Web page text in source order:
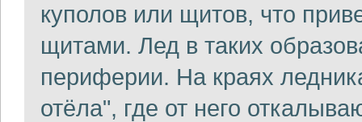
куполов или щитов, что
щитами. Лед в таких
периферии. На краях
отёла", где от него